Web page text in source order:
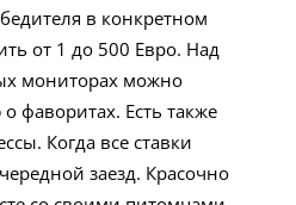
в конкретном
от 1 до 500 Евро. Над
мониторах можно
фаворитах. Есть также
Когда все ставки
заезд. Красочно